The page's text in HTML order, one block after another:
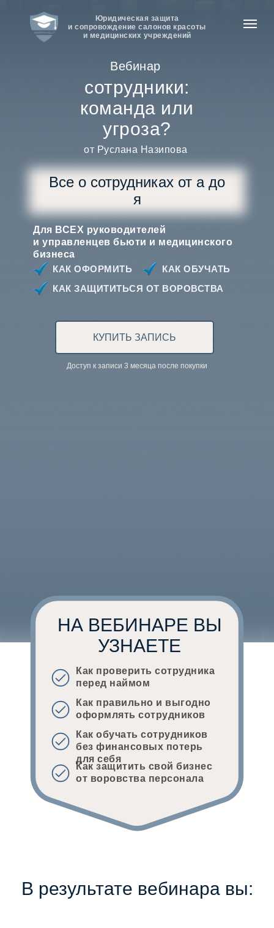
Доступ к записи 3 месяца после покупки
КУПИТЬ ЗАПИСЬ
Как защитить свой бизнес
от воровства персонала
Как обучать сотрудников
без финансовых потерь
для себя
Как правильно и выгодно
оформлять сотрудников
Как проверить сотрудника
перед наймом
НА ВЕБИНАРЕ ВЫ
УЗНАЕТЕ
КАК ЗАЩИТИТЬСЯ ОТ ВОРОВСТВА
КАК ОБУЧАТЬ
КАК ОФОРМИТЬ
Для ВСЕХ руководителей
и управленцев бьюти и медицинского
бизнеса
Все о сотрудниках от а до
я
от Руслана Назипова
сотрудники:
команда или
угроза?
Вебинар
Юридическая защита
и сопровождение салонов красоты
и медицинских учреждений
В результате вебинара вы: